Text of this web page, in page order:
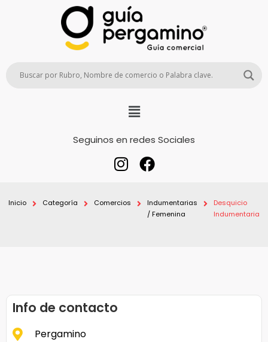
Seguinos en redes Sociales
Inicio Categoría Comercios
Indumentarias
/ Femenina
Desquicio
Indumentaria
Info de contacto
Pergamino